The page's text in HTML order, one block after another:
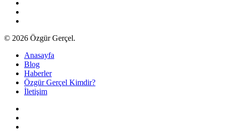
© 2026 Özgür Gerçel.
Close
Menu
Anasayfa
Blog
Haberler
Özgür Gerçel Kimdir?
İletişim